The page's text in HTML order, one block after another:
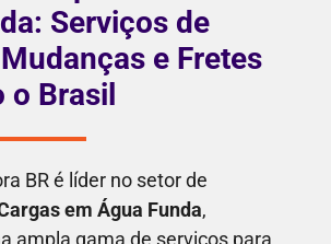
Serviços de
e Fretes
o Brasil
BR é líder no setor de
em Água Funda,